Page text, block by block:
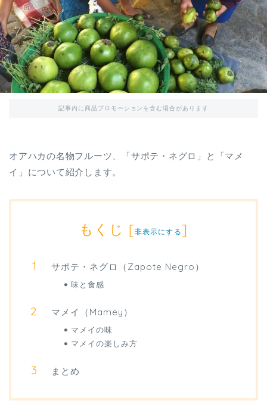
記事内に商品プロモーションを含む場合があります
オアハカの名物フルーツ、「サポテ・ネグロ」と「マメ
イ」について紹介します。
もくじ [非表示にする]
サポテ・ネグロ（Zapote Negro）
味と食感
マメイ（Mamey）
マメイの味
マメイの楽しみ方
まとめ